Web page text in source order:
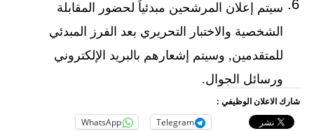
سيتم إعلان المرشحين مبدئياً لحضور المقابلة
الشخصية والاختبار التحريري بعد الفرز المبدئي
للمتقدمين, وسيتم إشعارهم بالبريد الإلكتروني
ورسائل الجوال.
شارك الاعلان الوظيفي :
Telegram
WhatsApp